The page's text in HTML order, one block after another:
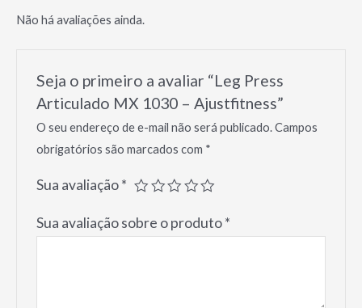
quantidade
Não há avaliações ainda.
Seja o primeiro a avaliar “Leg Press
Articulado MX 1030 – Ajustfitness”
O seu endereço de e-mail não será publicado.Campos
obrigatórios são marcados com *
Sua avaliação*
Sua avaliação sobre o produto*